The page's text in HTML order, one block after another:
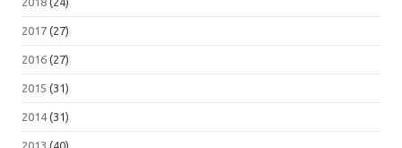
2017 (27)
2016 (27)
2015 (31)
2014 (31)